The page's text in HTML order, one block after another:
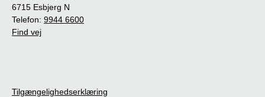
6715 Esbjerg N
Telefon: 9944 6600
Find vej
Tilgængelighedserklæring